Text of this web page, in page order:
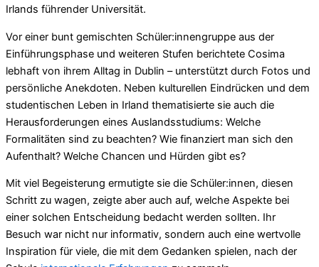
Irlands führender Universität.
Vor einer bunt gemischten Schüler:innengruppe aus der
Einführungsphase und weiteren Stufen berichtete Cosima
lebhaft von ihrem Alltag in Dublin – unterstützt durch Fotos und
persönliche Anekdoten. Neben kulturellen Eindrücken und dem
studentischen Leben in Irland thematisierte sie auch die
Herausforderungen eines Auslandsstudiums: Welche
Formalitäten sind zu beachten? Wie finanziert man sich den
Aufenthalt? Welche Chancen und Hürden gibt es?
Mit viel Begeisterung ermutigte sie die Schüler:innen, diesen
Schritt zu wagen, zeigte aber auch auf, welche Aspekte bei
einer solchen Entscheidung bedacht werden sollten. Ihr
Besuch war nicht nur informativ, sondern auch eine wertvolle
Inspiration für viele, die mit dem Gedanken spielen, nach der